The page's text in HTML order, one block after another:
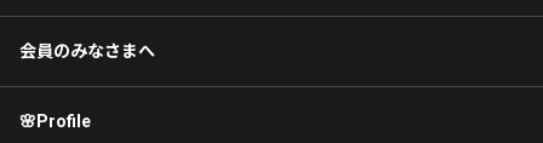
会員のみなさまへ
🌸Profile